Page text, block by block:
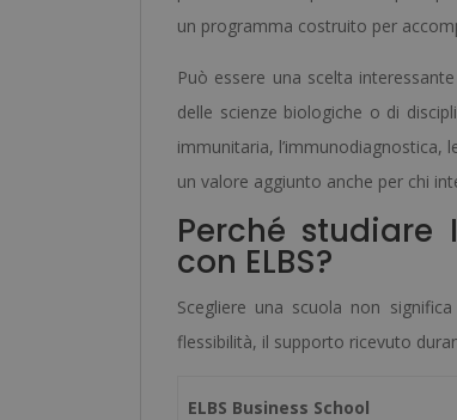
un programma costruito per
Può essere una scelta
delle scienze biologiche o di
immunitaria, l’immunodiagnostica,
un valore aggiunto anche per chi
Perché
con ELBS?
Scegliere una scuola non
flessibilità, il supporto ricevuto
ELBS Business School